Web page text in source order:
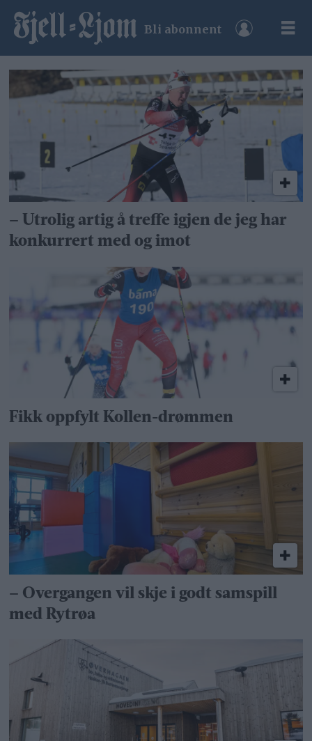
Bli abonnent
Tag:
frode
bukkvoll
– Utrolig artig å treffe igjen de jeg har
konkurrert med og imot
Fikk oppfylt Kollen-drømmen
– Overgangen vil skje i godt samspill
med Rytrøa